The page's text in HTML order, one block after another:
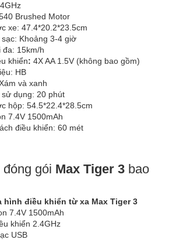
Brushed Motor
xe: 47.4*20.2*23.5cm
Khoảng 3-4 giờ
15km/h
khiển: 4X AA 1.5V (không bao gồm)
HB
và xanh
dụng: 20 phút
hộp: 54.5*22.4*28.5cm
7.4V 1500mAh
điều khiển: 60 mét
gói Max Tiger 3 bao
hình điều khiển từ xa Max Tiger 3
7.4V 1500mAh
khiển 2.4GHz
USB